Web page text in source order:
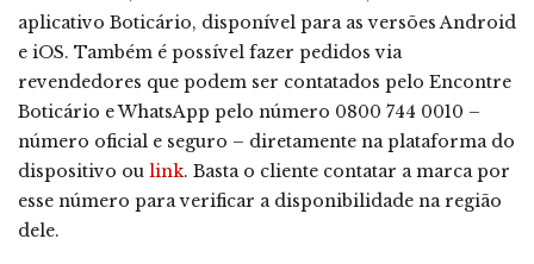
aplicativo Boticário, disponível para as versões Android
e iOS. Também é possível fazer pedidos via
revendedores que podem ser contatados pelo Encontre
Boticário e WhatsApp pelo número 0800 744 0010 –
número oficial e seguro – diretamente na plataforma do
dispositivo ou link. Basta o cliente contatar a marca por
esse número para verificar a disponibilidade na região
dele.